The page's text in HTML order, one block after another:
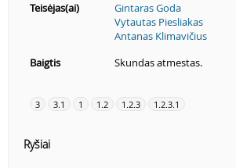
Teisėjas(ai)
Gintaras Goda
Vytautas Piesliakas
Antanas Klimavičius
Baigtis
Skundas atmestas.
3 3.1 1 1.2 1.2.3 1.2.3.1
Ryšiai